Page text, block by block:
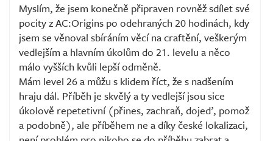
Myslím, že jsem konečně připraven rovněž sdílet své
pocity z AC:Origins po odehraných 20 hodinách, kdy
jsem se věnoval sbíráním věcí na craftění, veškerým
vedlejším a hlavním úkolům do 21. levelu a něco
málo vyšších kvůli lepší odměně.
Mám level 26 a můžu s klidem říct, že s nadšením
hraju dál. Příběh je skvělý a ty vedlejší jsou sice
úkolově repetetivní (přines, zachraň, dojeď, pomož
a podobně), ale příběhem ne a díky české lokalizaci,